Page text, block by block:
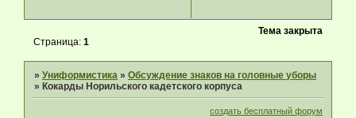
Тема закрыта
Страница:1
»Униформистика »Обсуждение знаков на головные уборы
»Кокарды Норильского кадетского корпуса
создать бесплатный форум